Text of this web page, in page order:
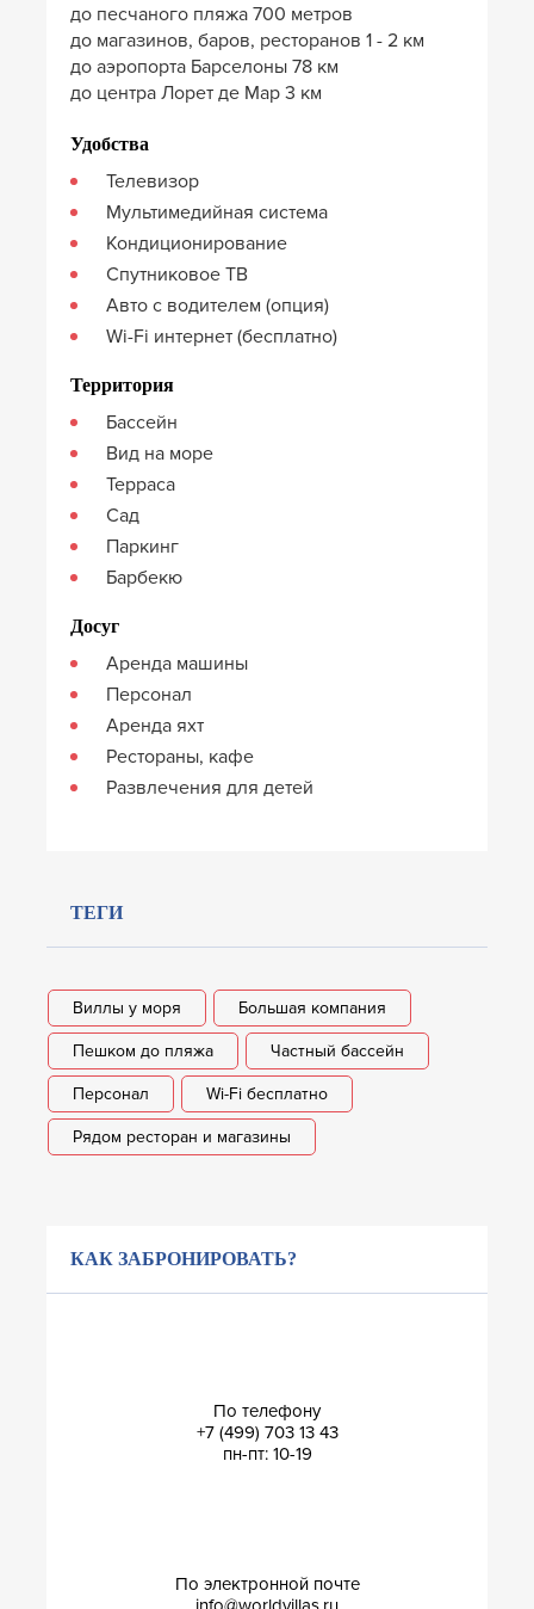
до песчаного пляжа 700 метров
до магазинов, баров, ресторанов 1 - 2 км
до аэропорта Барселоны 78 км
до центра Лорет де Мар 3 км
Удобства
Телевизор
Мультимедийная система
Кондиционирование
Спутниковое ТВ
Авто с водителем (опция)
Wi-Fi интернет (бесплатно)
Территория
Бассейн
Вид на море
Терраса
Сад
Паркинг
Барбекю
Досуг
Аренда машины
Персонал
Аренда яхт
Рестораны, кафе
Развлечения для детей
ТЕГИ
Виллы у моря Большая компания
Пешком до пляжа Частный бассейн
Персонал Wi-Fi бесплатно
Рядом ресторан и магазины
КАК ЗАБРОНИРОВАТЬ?
По телефону
+7 (499) 703 13 43
пн-пт: 10-19
По электронной почте